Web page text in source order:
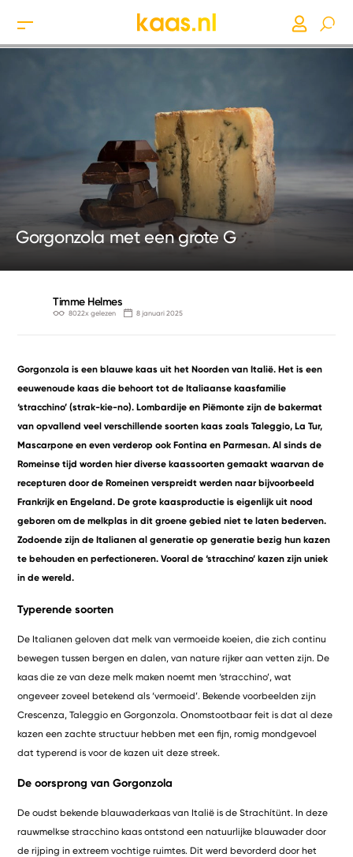
Gorgonzola met een grote G
Timme Helmes
8022x gelezen 8 januari 2025
Gorgonzola is een blauwe kaas uit het Noorden van Italië. Het is een
eeuwenoude kaas die behoort tot de Italiaanse kaasfamilie
‘stracchino’ (strak-kie-no). Lombardije en Piëmonte zijn de bakermat
van opvallend veel verschillende soorten kaas zoals Taleggio, La Tur,
Mascarpone en even verderop ook Fontina en Parmesan. Al sinds de
Romeinse tijd worden hier diverse kaassoorten gemaakt waarvan de
recepturen door de Romeinen verspreidt werden naar bijvoorbeeld
Frankrijk en Engeland. De grote kaasproductie is eigenlijk uit nood
geboren om de melkplas in dit groene gebied niet te laten bederven.
Zodoende zijn de Italianen al generatie op generatie bezig hun kazen
te behouden en perfectioneren. Vooral de ‘stracchino’ kazen zijn uniek
in de wereld.
Typerende soorten
De Italianen geloven dat melk van vermoeide koeien, die zich continu
bewegen tussen bergen en dalen, van nature rijker aan vetten zijn. De
kaas die ze van deze melk maken noemt men ‘stracchino’, wat
ongeveer zoveel betekend als ‘vermoeid’. Bekende voorbeelden zijn
Crescenza, Taleggio en Gorgonzola. Onomstootbaar feit is dat al deze
kazen een zachte structuur hebben met een fijn, romig mondgevoel
dat typerend is voor de kazen uit deze streek.
De oorsprong van Gorgonzola
De oudst bekende blauwaderkaas van Italië is de Strachítünt. In deze
rauwmelkse stracchino kaas ontstond een natuurlijke blauwader door
de rijping in extreem vochtige ruimtes. Dit werd bevorderd door het